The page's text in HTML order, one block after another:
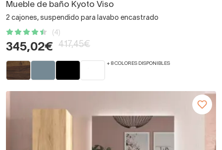
Mueble de baño Kyoto Viso
2 cajones, suspendido para lavabo encastrado
(4)
345,02€ 417,45€
+ 8 COLORES DISPONIBLES